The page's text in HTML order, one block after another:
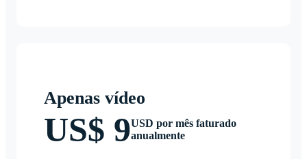
Apenas vídeo
US$ 9USD por mês faturado
anualmente